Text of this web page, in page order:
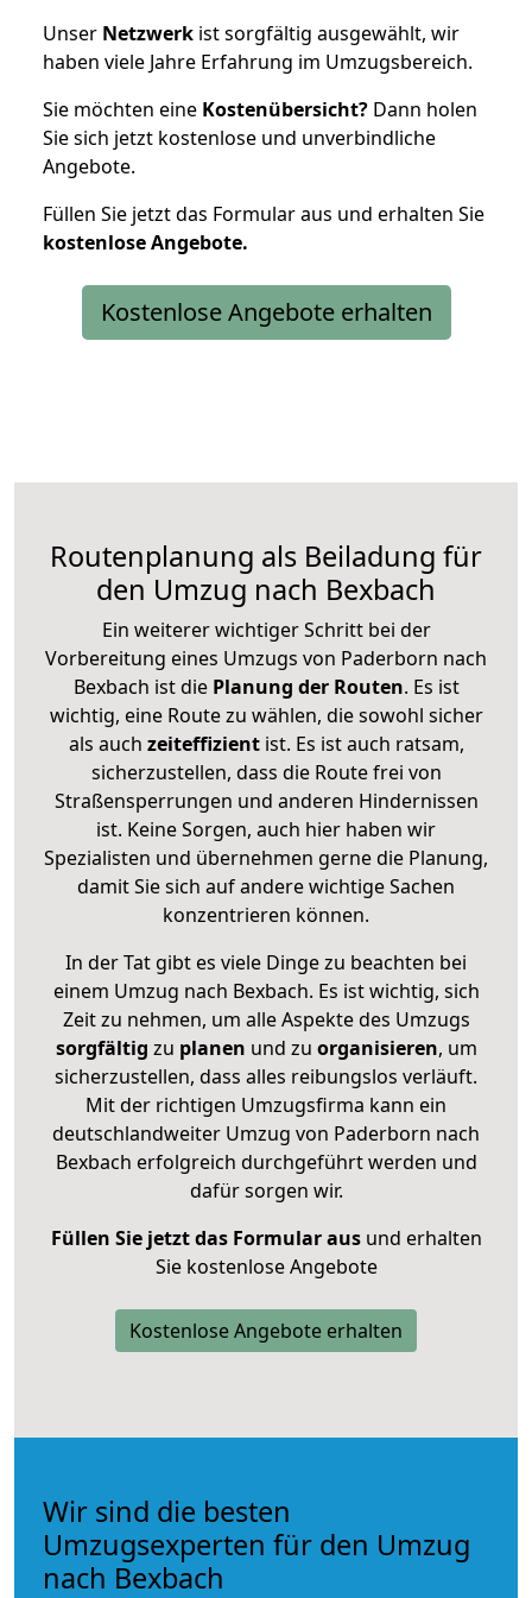
Unser Netzwerk ist sorgfältig ausgewählt, wir
haben viele Jahre Erfahrung im Umzugsbereich.
Sie möchten eine Kostenübersicht? Dann holen
Sie sich jetzt kostenlose und unverbindliche
Angebote.
Füllen Sie jetzt das Formular aus und erhalten Sie
kostenloseAngebote.
Kostenlose Angebote erhalten
Routenplanung als Beiladung für
den Umzug nach Bexbach
Ein weiterer wichtiger Schritt bei der
Vorbereitung eines Umzugs von Paderborn nach
Bexbach ist diePlanung der Routen. Es ist
wichtig, eine Route zu wählen, die sowohl sicher
als auch zeiteffizientist. Es ist auch ratsam,
sicherzustellen, dass die Route frei von
Straßensperrungen und anderen Hindernissen
ist. Keine Sorgen, auch hier haben wir
Spezialisten und übernehmen gerne die Planung,
damit Sie sich auf andere wichtige Sachen
konzentrieren können.
In der Tat gibt es viele Dinge zu beachten bei
einem Umzug nach Bexbach. Es ist wichtig, sich
Zeit zu nehmen, um alle Aspekte des Umzugs
sorgfältig zu planen und zu organisieren, um
sicherzustellen, dass alles reibungslos verläuft.
Mit der richtigen Umzugsfirma kann ein
deutschlandweiter Umzug von Paderborn nach
Bexbach erfolgreich durchgeführt werden und
dafür sorgen wir.
Füllen Sie jetzt das Formular ausund erhalten
Sie kostenlose Angebote
Kostenlose Angebote erhalten
Wir sind die besten
Umzugsexperten für den Umzug
nach Bexbach